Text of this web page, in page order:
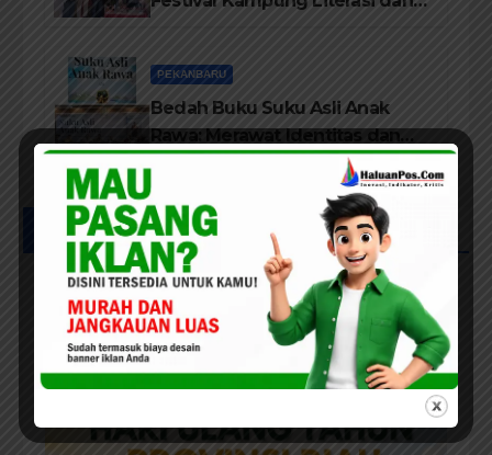
PEKANBARU
Bedah Buku Suku Asli Anak
Kepastian Hukum Masyarakat
Adat
UCAPAN IKLAN HUT RIAU KE-69